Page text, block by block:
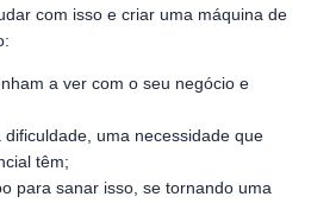
com isso e criar uma máquina de
a ver com o seu negócio e
dificuldade, uma necessidade que
têm;
para sanar isso, se tornando uma